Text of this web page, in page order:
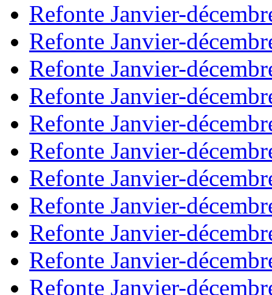
Refonte Janvier-
Refonte Janvier-
Refonte Janvier-
Refonte Janvier-
Refonte Janvier-
Refonte Janvier-
Refonte Janvier-
Refonte Janvier-
Refonte Janvier-
Refonte Janvier-
Refonte Janvier-